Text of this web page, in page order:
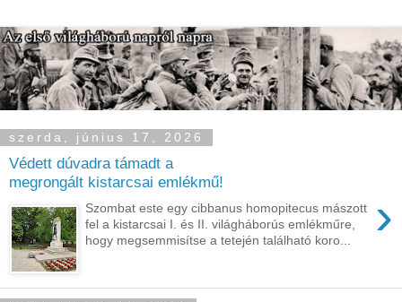
szerda, június 17, 2026
Védett dúvadra támadt a
megrongált kistarcsai emlékmű!
›
Szombat este egy cibbanus homopitecus mászott
fel a kistarcsai I. és II. világháborús emlékműre,
hogy megsemmisítse a tetején található koro...